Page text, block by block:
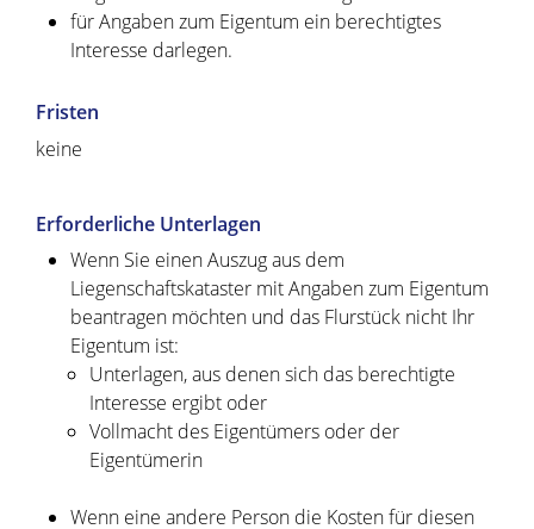
für Angaben zum Eigentum ein berechtigtes
Interesse darlegen.
Fristen
keine
Erforderliche Unterlagen
Wenn Sie einen Auszug aus dem
Liegenschaftskataster mit Angaben zum Eigentum
beantragen möchten und das Flurstück nicht Ihr
Eigentum ist:
Unterlagen, aus denen sich das berechtigte
Interesse ergibt oder
Vollmacht des Eigentümers oder der
Eigentümerin
Wenn eine andere Person die Kosten für diesen